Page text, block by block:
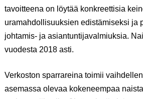
tavoitteena on löytää konkreettisia
uramahdollisuuksien edistämiseksi ja
johtamis- ja asiantuntijavalmiuksia.
vuodesta 2018 asti.
Verkoston sparrareina toimii
asemassa olevaa kokeneempaa